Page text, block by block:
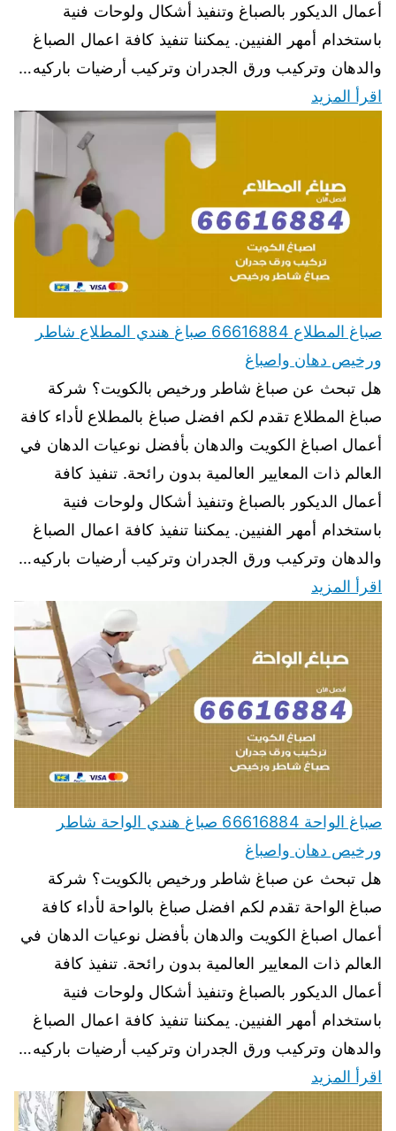
أعمال الديكور بالصباغ وتنفيذ أشكال ولوحات فنية
باستخدام أمهر الفنيين. يمكننا تنفيذ كافة اعمال الصباغ
والدهان وتركيب ورق الجدران وتركيب أرضيات باركيه…
اقرأ المزيد
صباغ المطلاع 66616884 صباغ هندي المطلاع شاطر
ورخيص دهان واصباغ
هل تبحث عن صباغ شاطر ورخيص بالكويت؟ شركة
صباغ المطلاع تقدم لكم افضل صباغ بالمطلاع لأداء كافة
أعمال اصباغ الكويت والدهان بأفضل نوعيات الدهان في
العالم ذات المعايير العالمية بدون رائحة. تنفيذ كافة
أعمال الديكور بالصباغ وتنفيذ أشكال ولوحات فنية
باستخدام أمهر الفنيين. يمكننا تنفيذ كافة اعمال الصباغ
والدهان وتركيب ورق الجدران وتركيب أرضيات باركيه…
اقرأ المزيد
صباغ الواحة 66616884 صباغ هندي الواحة شاطر
ورخيص دهان واصباغ
هل تبحث عن صباغ شاطر ورخيص بالكويت؟ شركة
صباغ الواحة تقدم لكم افضل صباغ بالواحة لأداء كافة
أعمال اصباغ الكويت والدهان بأفضل نوعيات الدهان في
العالم ذات المعايير العالمية بدون رائحة. تنفيذ كافة
أعمال الديكور بالصباغ وتنفيذ أشكال ولوحات فنية
باستخدام أمهر الفنيين. يمكننا تنفيذ كافة اعمال الصباغ
والدهان وتركيب ورق الجدران وتركيب أرضيات باركيه…
اقرأ المزيد